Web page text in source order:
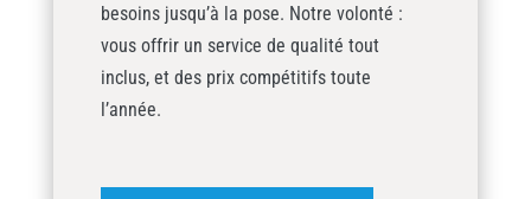
besoins jusqu’à la pose. Notre volonté :
vous offrir un service de qualité tout
inclus, et des prix compétitifs toute
l’année.